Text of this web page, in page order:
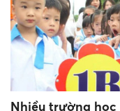
Nhiều trường học